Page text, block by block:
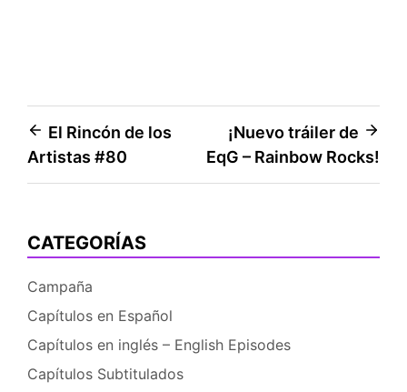
Navegación
de
El Rincón de los
Artistas #80
¡Nuevo tráiler de
EqG – Rainbow Rocks!
CATEGORÍAS
Campaña
Capítulos en Español
Capítulos en inglés – English Episodes
Capítulos Subtitulados